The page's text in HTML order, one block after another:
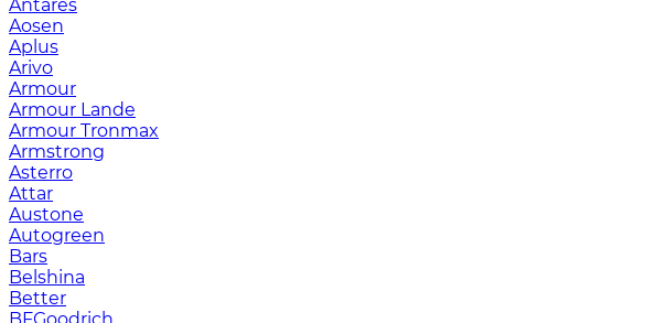
Antares
Aosen
Aplus
Arivo
Armour
Armour Lande
Armour Tronmax
Armstrong
Asterro
Attar
Austone
Autogreen
Bars
Belshina
Better